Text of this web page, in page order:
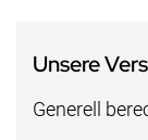
Unsere
Generell